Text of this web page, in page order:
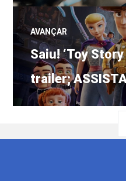
AVANÇAR
Próximo
post:
Saiu! ‘Toy
trailer;